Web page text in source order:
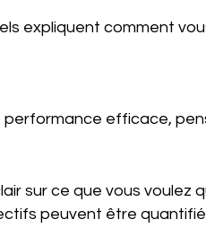
expliquent comment
efficace,
sur ce que vous voulez
peuvent être